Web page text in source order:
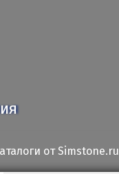
от Simstone.ru